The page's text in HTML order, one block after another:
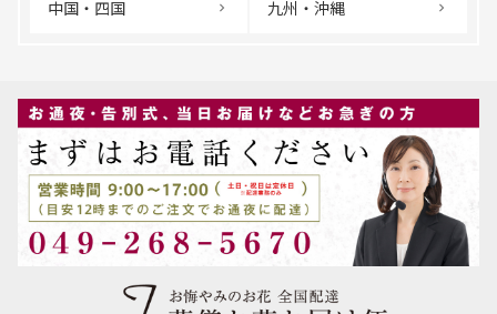
中国・四国 九州・沖縄